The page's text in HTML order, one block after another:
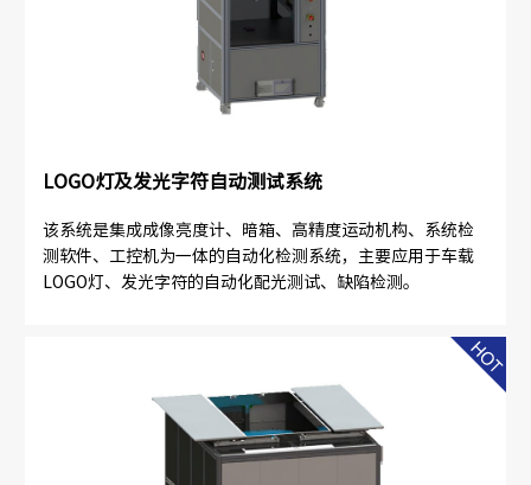
LOGO灯及发光字符自动测试系统
该系统是集成成像亮度计、暗箱、高精度运动机构、系统检
测软件、工控机为一体的自动化检测系统，主要应用于车载
LOGO灯、发光字符的自动化配光测试、缺陷检测。